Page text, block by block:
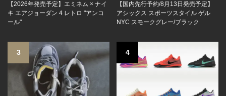
【2026年発売予定】エミネム × ナイ
キ エアジョーダン 4 レトロ "アンコ
ール"
【国内先行予約/8月13日発売予定】
アシックス スポーツスタイル ゲル
NYC スモークグレー/ブラック
3 4